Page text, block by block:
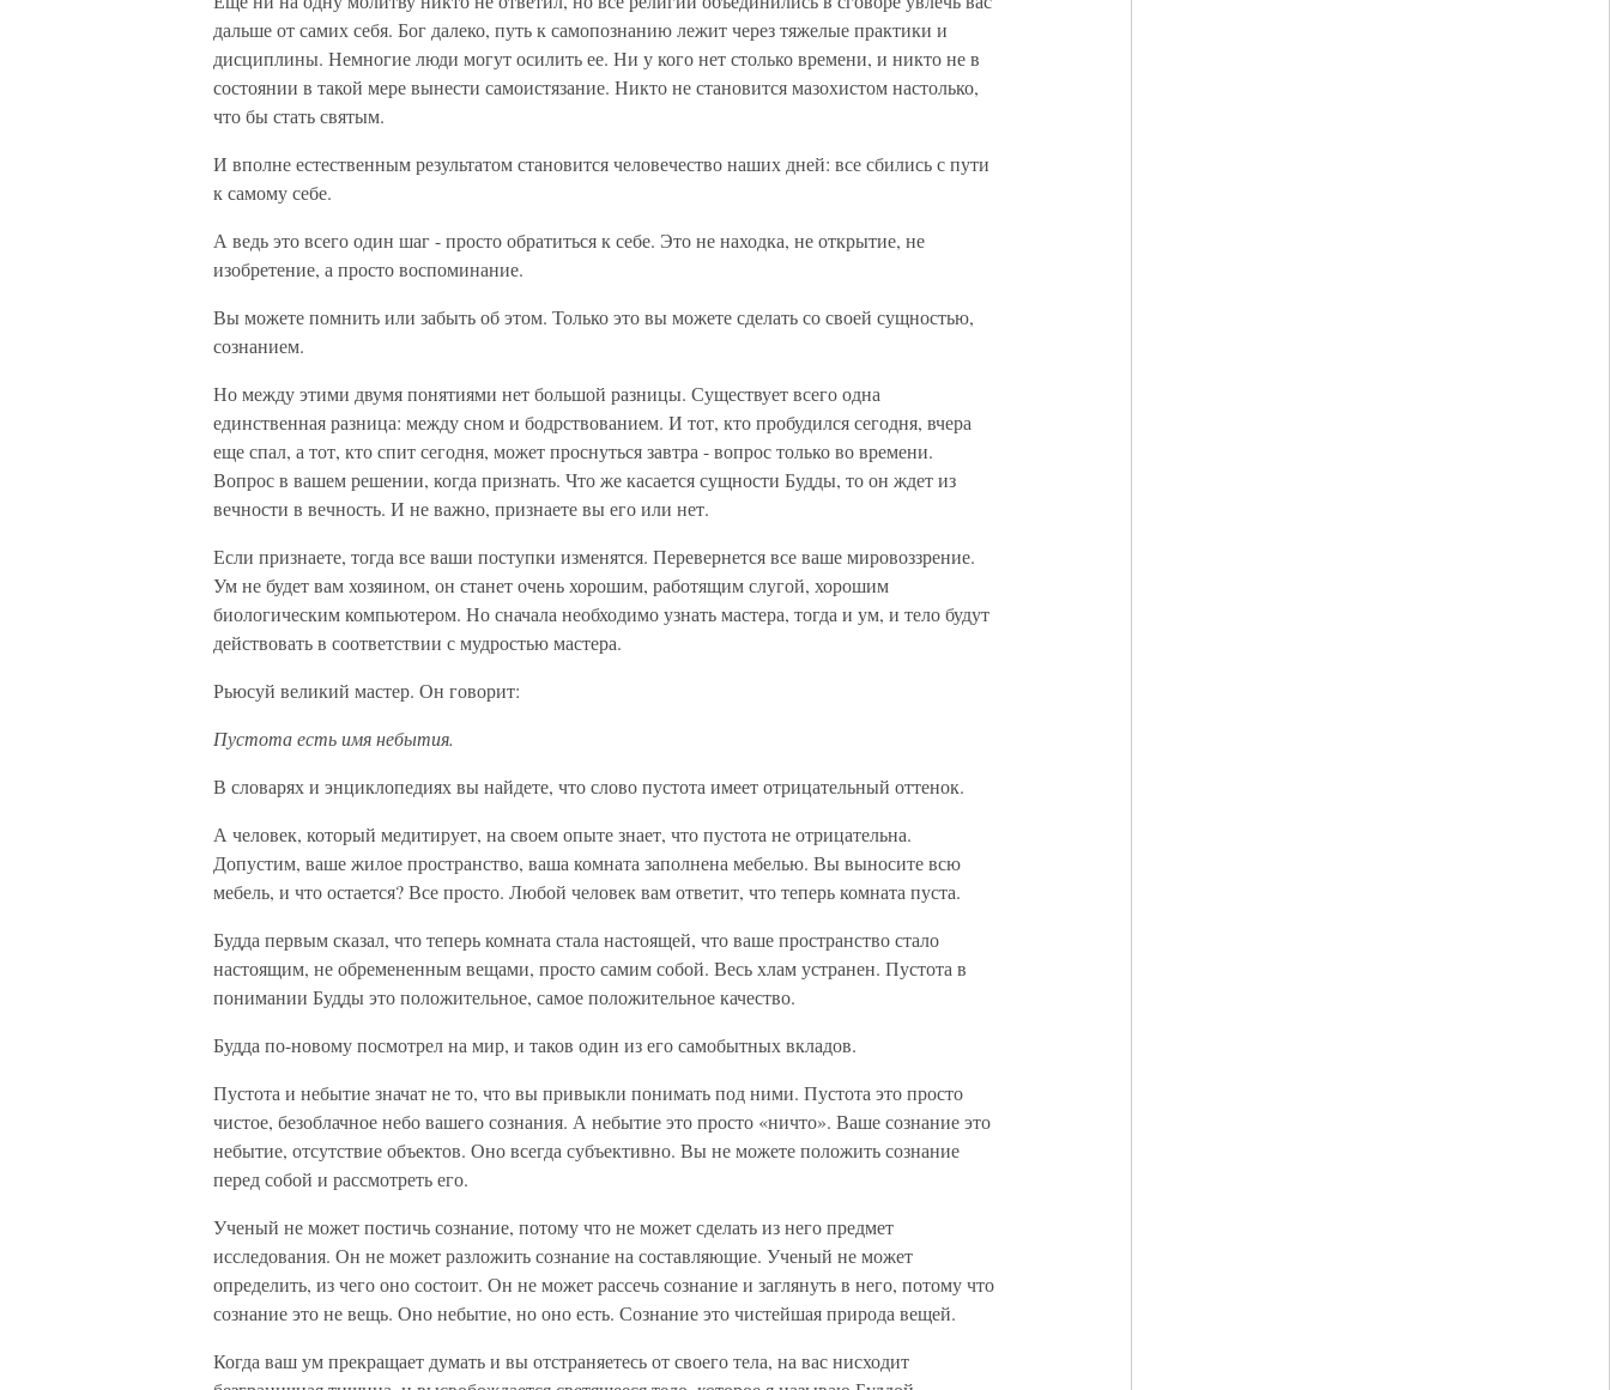
дальше от самих себя. Бог далеко, путь к самопознанию лежит через тяжелые практики и
дисциплины. Немногие люди могут осилить ее. Ни у кого нет столько времени, и никто не в
состоянии в такой мере вынести самоистязание. Никто не становится мазохистом настолько,
что бы стать святым.
И вполне естественным результатом становится человечество наших дней: все сбились с пути
к самому себе.
А ведь это всего один шаг - просто обратиться к себе. Это не находка, не открытие, не
изобретение, а просто воспоминание.
Вы можете помнить или забыть об этом. Только это вы можете сделать со своей сущностью,
сознанием.
Но между этими двумя понятиями нет большой разницы. Существует всего одна
единственная разница: между сном и бодрствованием. И тот, кто пробудился сегодня, вчера
еще спал, а тот, кто спит сегодня, может проснуться завтра - вопрос только во времени.
Вопрос в вашем решении, когда признать. Что же касается сущности Будды, то он ждет из
вечности в вечность. И не важно, признаете вы его или нет.
Если признаете, тогда все ваши поступки изменятся. Перевернется все ваше мировоззрение.
Ум не будет вам хозяином, он станет очень хорошим, работящим слугой, хорошим
биологическим компьютером. Но сначала необходимо узнать мастера, тогда и ум, и тело будут
действовать в соответствии с мудростью мастера.
Рьюсуй великий мастер. Он говорит:
Пустота есть имя небытия.
В словарях и энциклопедиях вы найдете, что слово пустота имеет отрицательный оттенок.
А человек, который медитирует, на своем опыте знает, что пустота не отрицательна.
Допустим, ваше жилое пространство, ваша комната заполнена мебелью. Вы выносите всю
мебель, и что остается? Все просто. Любой человек вам ответит, что теперь комната пуста.
Будда первым сказал, что теперь комната стала настоящей, что ваше пространство стало
настоящим, не обремененным вещами, просто самим собой. Весь хлам устранен. Пустота в
понимании Будды это положительное, самое положительное качество.
Будда по-новому посмотрел на мир, и таков один из его самобытных вкладов.
Пустота и небытие значат не то, что вы привыкли понимать под ними. Пустота это просто
чистое, безоблачное небо вашего сознания. А небытие это просто «ничто». Ваше сознание это
небытие, отсутствие объектов. Оно всегда субъективно. Вы не можете положить сознание
перед собой и рассмотреть его.
Ученый не может постичь сознание, потому что не может сделать из него предмет
исследования. Он не может разложить сознание на составляющие. Ученый не может
определить, из чего оно состоит. Он не может рассечь сознание и заглянуть в него, потому что
сознание это не вещь. Оно небытие, но оно есть. Сознание это чистейшая природа вещей.
Когда ваш ум прекращает думать и вы отстраняетесь от своего тела, на вас нисходит